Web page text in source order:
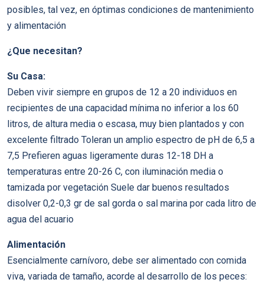
posibles, tal vez, en óptimas condiciones de mantenimiento
y alimentación
¿Que necesitan?
Su Casa:
Deben vivir siempre en grupos de 12 a 20 individuos en
recipientes de una capacidad mínima no inferior a los 60
litros, de altura media o escasa, muy bien plantados y con
excelente filtrado Toleran un amplio espectro de pH de 6,5 a
7,5 Prefieren aguas ligeramente duras 12-18 DH a
temperaturas entre 20-26 C, con iluminación media o
tamizada por vegetación Suele dar buenos resultados
disolver 0,2-0,3 gr de sal gorda o sal marina por cada litro de
agua del acuario
Alimentación
Esencialmente carnívoro, debe ser alimentado con comida
viva, variada de tamaño, acorde al desarrollo de los peces: